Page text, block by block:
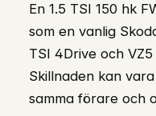
En 1.5 TSI 150 hk
som en vanlig
TSI 4Drive och
Skillnaden kan
samma förare och